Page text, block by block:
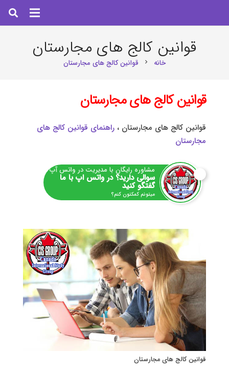
قوانین کالج های مجارستان
خانه chevron_right قوانین کالج های مجارستان
قوانین کالج های مجارستان
قوانین کالج های مجارستان ، راهنمای قوانین کالج های
مجارستان
مشاوره رایگان با مدیریت در واتس آپ
سوالی دارید؟ در واتس اپ با ما
گفتگو کنید
میتونم کمکتون کنم؟
قوانین کالج های مجارستان